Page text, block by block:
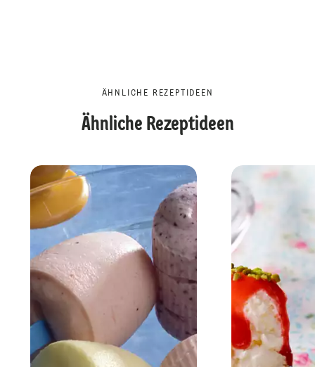
ÄHNLICHE REZEPTIDEEN
Ähnliche Rezeptideen